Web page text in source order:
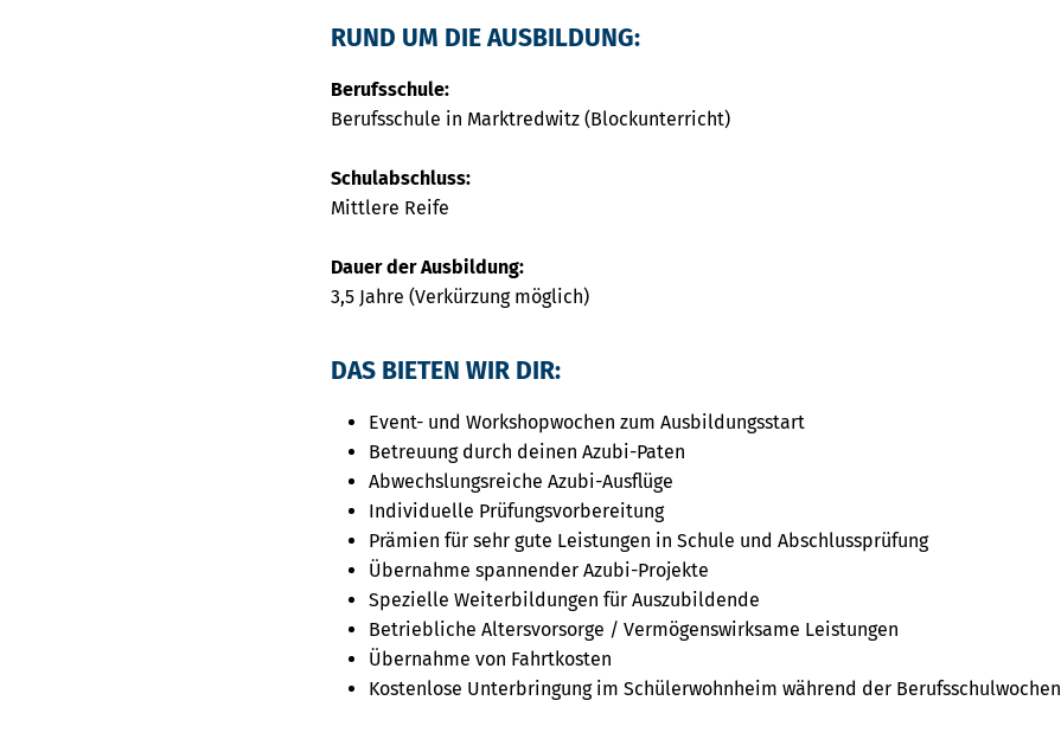
RUND UM DIE AUSBILDUNG:
Berufsschule:
Berufsschule in Marktredwitz (Blockunterricht)
Schulabschluss:
Mittlere Reife
Dauer der Ausbildung:
3,5 Jahre (Verkürzung möglich)
DAS BIETEN WIR DIR:
Event- und Workshopwochen zum Ausbildungsstart
Betreuung durch deinen Azubi-Paten
Abwechslungsreiche Azubi-Ausflüge
Individuelle Prüfungsvorbereitung
Prämien für sehr gute Leistungen in Schule und Abschlussprüfung
Übernahme spannender Azubi-Projekte
Spezielle Weiterbildungen für Auszubildende
Betriebliche Altersvorsorge / Vermögenswirksame Leistungen
Übernahme von Fahrtkosten
Kostenlose Unterbringung im Schülerwohnheim während der Berufsschulwochen